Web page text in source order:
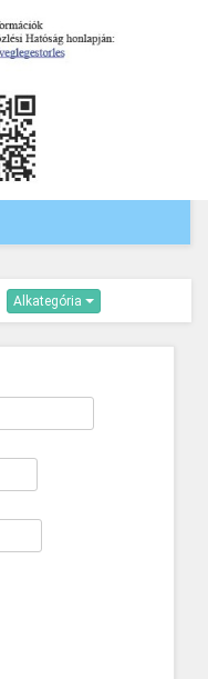
Alkategória